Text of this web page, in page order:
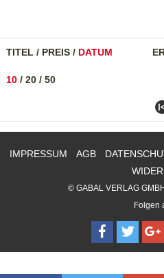
TITEL / PREIS / DATUM
10 / 20 / 50
IMPRESSUM AGB
© GABAL VERLAG
Folgen